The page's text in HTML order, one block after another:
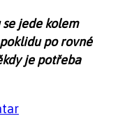
jede kolem
po rovné
je potřeba